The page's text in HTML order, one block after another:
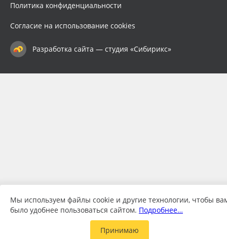
Политика конфиденциальности
Согласие на использование cookies
Разработка сайта — студия «Сибирикс»
Мы используем файлы cookie и другие технологии, чтобы
было удобнее пользоваться сайтом. Подробнее…
Принимаю